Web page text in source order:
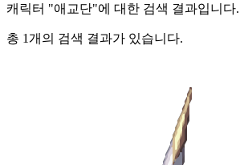
캐릭터 "애교단"에 대한 검색 결과입니다.
총 1개의 검색 결과가 있습니다.